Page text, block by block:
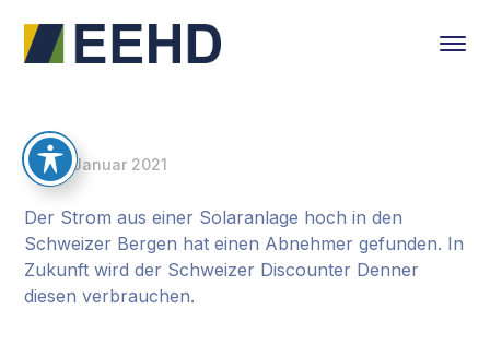
29. Januar 2021
Der Strom aus einer Solaranlage hoch in den
Schweizer Bergen hat einen Abnehmer gefunden. In
Zukunft wird der Schweizer Discounter Denner
diesen verbrauchen.